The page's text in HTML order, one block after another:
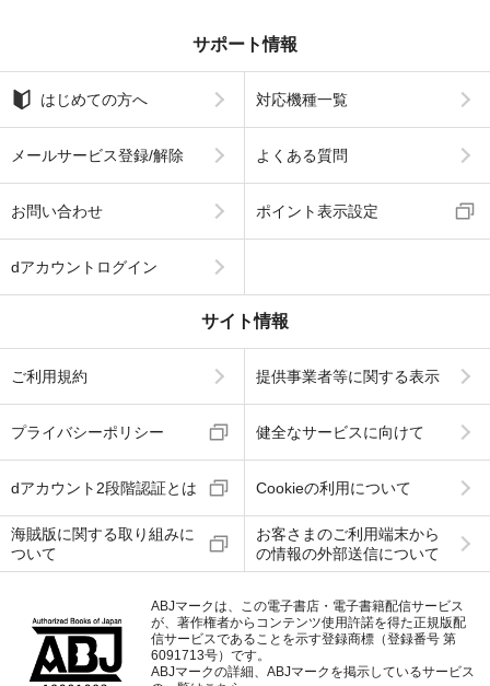
サポート情報
はじめての方へ 対応機種一覧
メールサービス登録/解除 よくある質問
お問い合わせ ポイント表示設定
dアカウントログイン
サイト情報
ご利用規約 提供事業者等に関する表示
プライバシーポリシー 健全なサービスに向けて
dアカウント2段階認証とは Cookieの利用について
海賊版に関する取り組みに
ついて
お客さまのご利用端末から
の情報の外部送信について
ABJマークは、この電子書店・電子書籍配信サービス
が、著作権者からコンテンツ使用許諾を得た正規版配
信サービスであることを示す登録商標（登録番号 第
6091713号）です。
ABJマークの詳細、ABJマークを掲示しているサービス